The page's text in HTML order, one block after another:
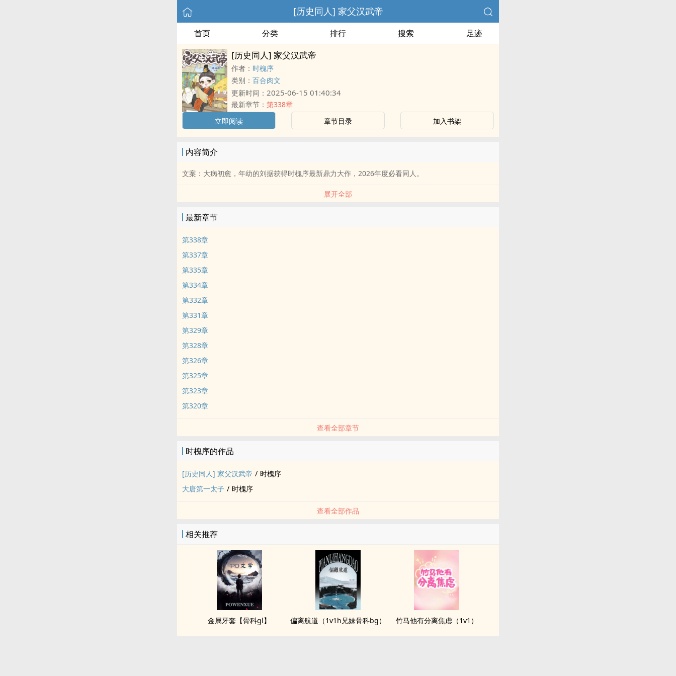
[历史同人] 家父汉武帝
首页 分类 排行 搜索 足迹
[历史同人] 家父汉武帝
作者： 时槐序
类别： 百合肉文
更新时间： 2025-06-15 01:40:34
最新章节： 第338章
立即阅读
章节目录 加入书架
内容简介
文案：大病初愈，年幼的刘据获得时槐序最新鼎力大作，2026年度必看同人。
展开全部
最新章节
第338章
第337章
第335章
第334章
第332章
第331章
第329章
第328章
第326章
第325章
第323章
第320章
查看全部章节
时槐序的作品
[历史同人] 家父汉武帝 / 时槐序
大唐第一太子 / 时槐序
查看全部作品
相关推荐
金属牙套【骨科gl】 偏离航道（1v1h兄妹骨科bg） 竹马他有分离焦虑（1v1）